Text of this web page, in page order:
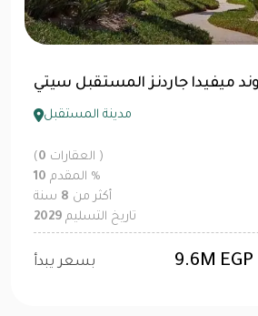
ميفيدا جاردنز المستقبل سيتي
مدينة المستقبل
( 0
العقارات )
المقدم 10
%
أكثر من 8 سنة
تاريخ التسليم 2029
بسعر يبدأ 9.6M EGP